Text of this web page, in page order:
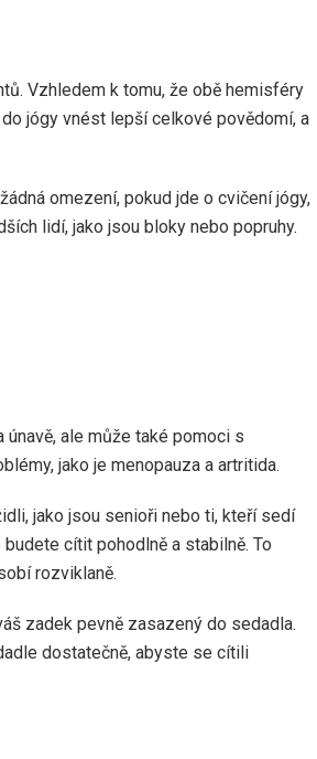
Vzhledem k tomu, že obě hemisféry
jógy vnést lepší celkové povědomí, a
omezení, pokud jde o cvičení jógy,
lidí, jako jsou bloky nebo popruhy.
ale může také pomoci s
jako je menopauza a artritida.
jako jsou senioři nebo ti, kteří sedí
cítit pohodlně a stabilně. To
rozviklaně.
zadek pevně zasazený do sedadla.
dostatečně, abyste se cítili